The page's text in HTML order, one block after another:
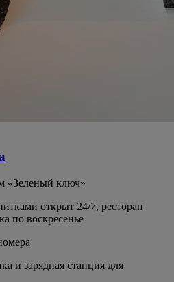
«Зеленый ключ»
открыт 24/7, ресторан
по воскресенье
и зарядная станция для